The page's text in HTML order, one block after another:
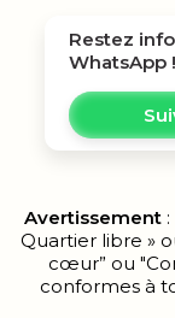
Restez
WhatsApp !
Avertissement:
Quartier libre »
cœur” ou
conformes à